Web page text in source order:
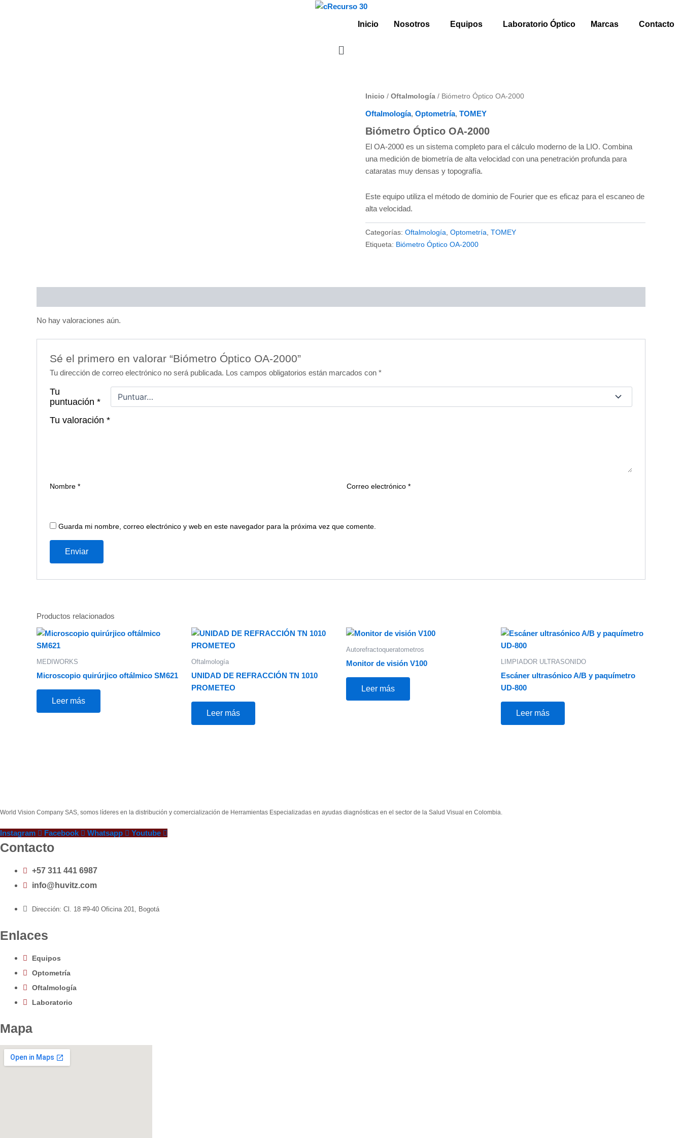
Inicio Nosotros Equipos Laboratorio Óptico Marcas Contacto
Inicio / Oftalmología / Biómetro Óptico OA-2000
Oftalmología, Optometría, TOMEY
Biómetro Óptico OA-2000
El OA-2000 es un sistema completo para el cálculo moderno de la LIO. Combina
una medición de biometría de alta velocidad con una penetración profunda para
cataratas muy densas y topografía.
Este equipo utiliza el método de dominio de Fourier que es eficaz para el escaneo de
alta velocidad.
Categorías: Oftalmología, Optometría, TOMEY
Etiqueta: Biómetro Óptico OA-2000
No hay valoraciones aún.
Sé el primero en valorar “Biómetro Óptico OA-2000”
Tu dirección de correo electrónico no será publicada. Los campos obligatorios están marcados con*
Tu
puntuación*
Tu valoración*
Nombre* Correo electrónico*
Guarda mi nombre, correo electrónico y web en este navegador para la próxima vez que comente.
Productos relacionados
MEDIWORKS
Microscopio quirúrjico oftálmico SM621
Leer más
Oftalmología
UNIDAD DE REFRACCIÓN TN 1010
PROMETEO
Leer más
Autorefractoqueratometros
Monitor de visión V100
Leer más
LIMPIADOR ULTRASONIDO
Escáner ultrasónico A/B y paquímetro
UD-800
Leer más
World Vision Company SAS, somos líderes en la distribución y comercialización de Herramientas Especializadas en ayudas diagnósticas en el sector de la Salud Visual en Colombia.
Instagram Facebook Whatsapp Youtube
Contacto
+57 311 441 6987
info@huvitz.com
Dirección: Cl. 18 #9-40 Oficina 201, Bogotá
Enlaces
Equipos
Optometría
Oftalmología
Laboratorio
Mapa